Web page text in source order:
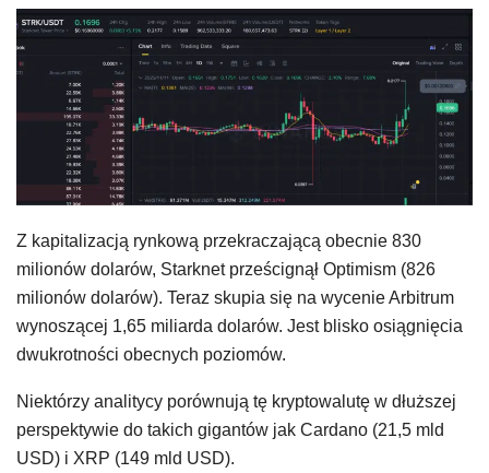
Z kapitalizacją rynkową przekraczającą obecnie 830
milionów dolarów, Starknet prześcignął Optimism (826
milionów dolarów). Teraz skupia się na wycenie Arbitrum
wynoszącej 1,65 miliarda dolarów. Jest blisko osiągnięcia
dwukrotności obecnych poziomów.
Niektórzy analitycy porównują tę kryptowalutę w dłuższej
perspektywie do takich gigantów jak Cardano (21,5 mld
USD) i XRP (149 mld USD).